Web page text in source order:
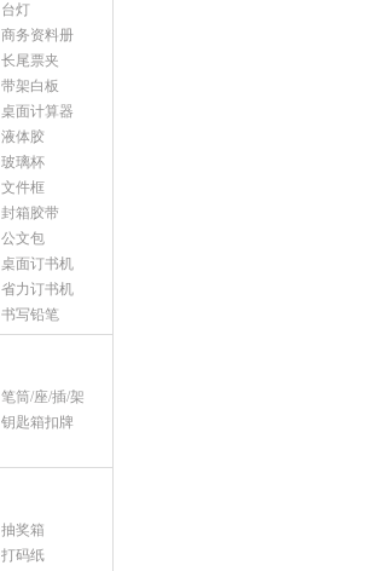
台灯
商务资料册
长尾票夹
带架白板
桌面计算器
液体胶
玻璃杯
文件框
封箱胶带
公文包
桌面订书机
省力订书机
书写铅笔
笔筒/座/插/架
钥匙箱扣牌
抽奖箱
打码纸